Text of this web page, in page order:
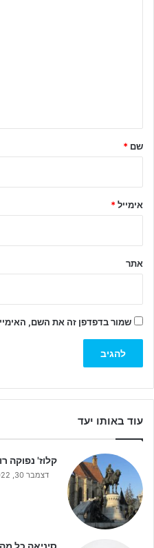
ל
שם *
אימייל*
אתר
שמור בדפדפן זה את השם,
עוד באותו יעד
קלוז' נפוקה
דצמבר 30, 2022